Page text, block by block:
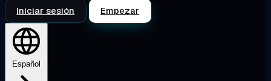
Iniciar sesión Empezar
Español